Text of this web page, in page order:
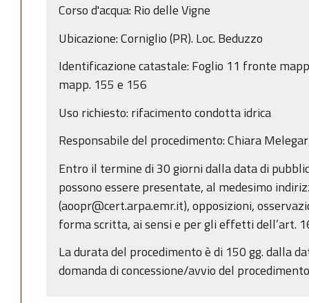
Corso d'acqua: Rio delle Vigne
Ubicazione: Corniglio (PR). Loc. Beduzzo
Identificazione catastale: Foglio 11 fronte
mapp. 155 e 156
Uso richiesto: rifacimento condotta idrica
Responsabile del procedimento: Chiara
Entro il termine di 30 giorni dalla data di
possono essere presentate, al medesimo
(aoopr@cert.arpa.emr.it), opposizioni,
forma scritta, ai sensi e per gli effetti dell’art.
La durata del procedimento è di 150 gg. dalla
domanda di concessione/avvio del